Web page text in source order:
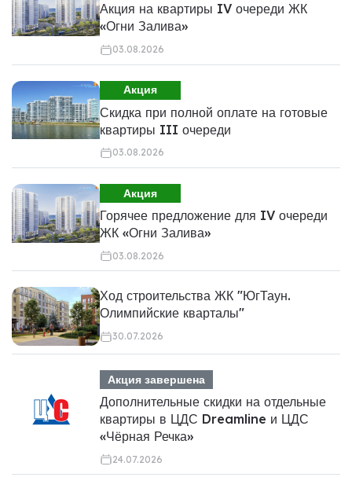
Акция на квартиры IV очереди ЖК
«Огни Залива»
03.08.2026
Акция
Скидка при полной оплате на готовые
квартиры III очереди
03.08.2026
Акция
Горячее предложение для IV очереди
ЖК «Огни Залива»
03.08.2026
Ход строительства ЖК "ЮгТаун.
Олимпийские кварталы"
30.07.2026
Акция завершена
Дополнительные скидки на отдельные
квартиры в ЦДС Dreamline и ЦДС
«Чёрная Речка»
24.07.2026